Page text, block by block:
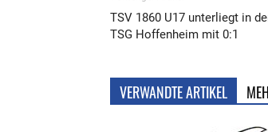
TSV 1860 U17 unterliegt in
TSG Hoffenheim mit 0:1
VERWANDTE ARTIKEL